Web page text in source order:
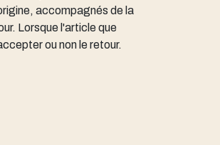
accompagnés de la
Lorsque l'article que
ou non le retour.